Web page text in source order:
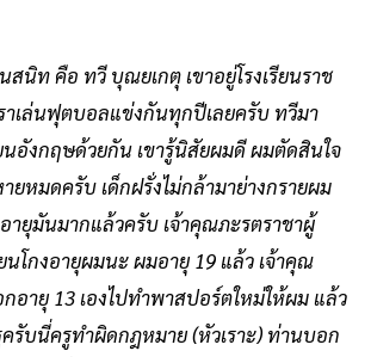
สนิท คือ ทวี บุณยเกตุ เขาอยู่โรงเรียนราช
าเล่นฟุตบอลแข่งกันทุกปีเลยครับ ทวีมา
นอังกฤษด้วยกัน เขารู้นิสัยผมดี ผมตัดสินใจ
ยหมดครับ เด็กฝรั่งไม่กล้ามาย่างกรายผม
ายุมันมากแล้วครับ เจ้าคุณภะรตราชาผู้
นโกงอายุผมนะ ผมอายุ 19 แล้ว เจ้าคุณ
อายุ 13 เองไปทำพาสปอร์ตใหม่ให้ผม แล้ว
รับนี่ครูทำผิดกฎหมาย (หัวเราะ) ท่านบอก